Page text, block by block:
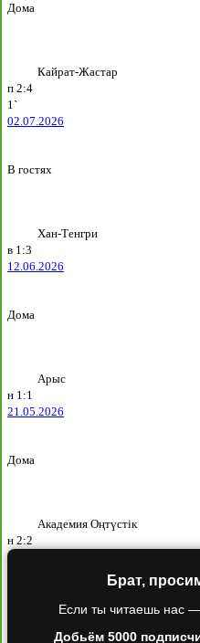
Дома
Кайрат-Жастар
п 2:4
1`
02.07.2026
В гостях
Хан-Тенгри
в 1:3
12.06.2026
Дома
Арыс
н 1:1
21.05.2026
Дома
Академия Оңтүстік
н 2:2
Брат,
Если ты читаешь нас
Добьём 5000